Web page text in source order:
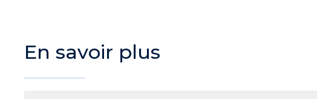
En savoir plus